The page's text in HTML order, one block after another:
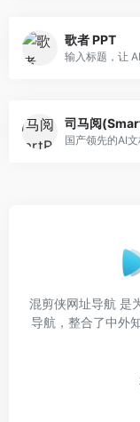
歌者 PPT
混剪侠网址导航 是
导航，整合了中外